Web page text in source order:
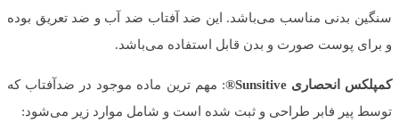
سنگین بدنی مناسب می‌باشد. این ضد آفتاب ضد آب و ضد تعریق بوده
و برای پوست صورت و بدن قابل استفاده می‌باشد.
کمپلکس انحصاری Sunsitive®
: مهم ترین ماده موجود در ضدآفتاب که
توسط پیر فابر طراحی و ثبت شده است و شامل موارد زیر می‌شود: